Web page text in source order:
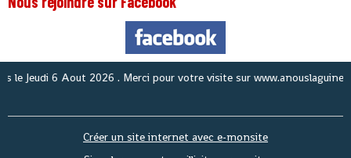
Créer un site internet avec e-monsite